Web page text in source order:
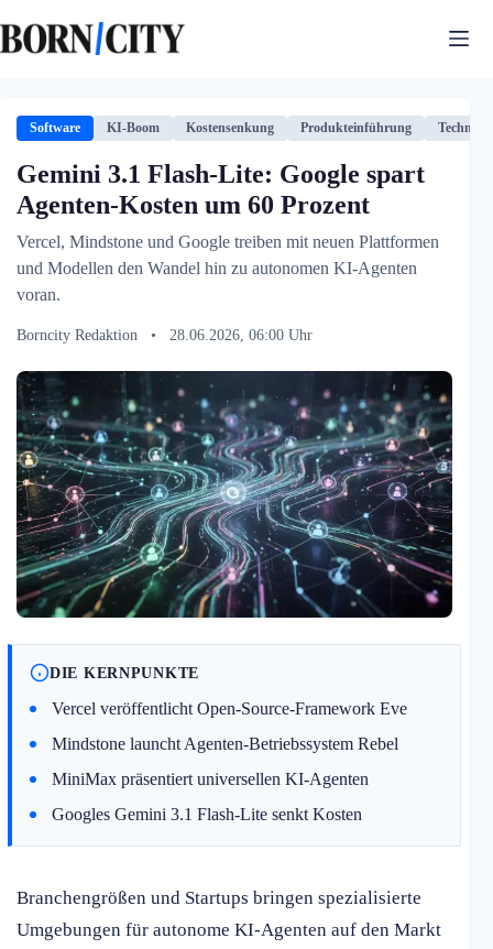
Inhalt
springen
Software KI-Boom Kostensenkung Produkteinführung
Gemini 3.1 Flash-Lite: Google spart
Agenten-Kosten um 60 Prozent
Vercel, Mindstone und Google treiben mit neuen Plattformen
und Modellen den Wandel hin zu autonomen KI-Agenten
voran.
Borncity Redaktion • 28.06.2026, 06:00 Uhr
DIE KERNPUNKTE
Vercel veröffentlicht Open-Source-Framework Eve
Mindstone launcht Agenten-Betriebssystem Rebel
MiniMax präsentiert universellen KI-Agenten
Googles Gemini 3.1 Flash-Lite senkt Kosten
Branchengrößen und Startups bringen spezialisierte
Umgebungen für autonome KI-Agenten auf den Markt